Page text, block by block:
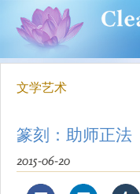
文学艺术
篆刻：助师正法
2015-06-20